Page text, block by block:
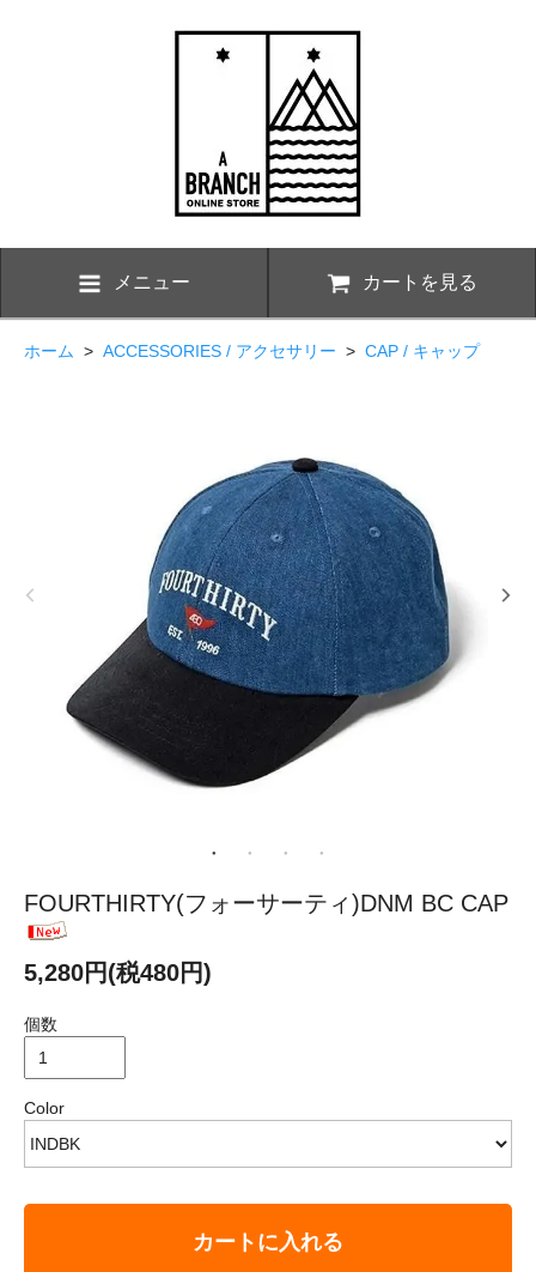
メニュー カートを見る
ホーム > ACCESSORIES / アクセサリー > CAP / キャップ
FOURTHIRTY(フォーサーティ)DNM BC CAP
5,280円(税480円)
個数
Color
カートに入れる